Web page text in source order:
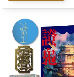
雅。在小說結尾處
「薇多利雅的浴袍
吧？』」
蘭登沒有，張國立
四日，他翻了翻床
頁，看到以上的文